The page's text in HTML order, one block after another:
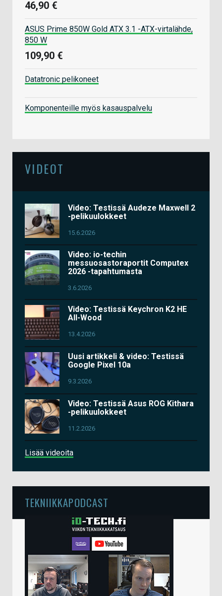
46,90 €
ASUS Prime 850W Gold ATX 3.1 -ATX-virtalähde,
850 W
109,90 €
Datatronic pelikoneet
Komponenteille myös kasauspalvelu
VIDEOT
Video: Testissä Audeze Maxwell 2
-pelikuulokkeet
15.6.2026
Video: io-techin
messuosastoraportit Computex
2026 -tapahtumasta
3.6.2026
Video: Testissä Keychron K2 HE
All-Wood
13.4.2026
Uusi artikkeli & video: Testissä
Google Pixel 10a
9.3.2026
Video: Testissä Asus ROG Kithara
-pelikuulokkeet
11.2.2026
Lisää videoita
TEKNIIKKAPODCAST